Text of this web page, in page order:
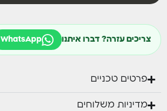
צריכים עזרה? דברו איתנו WhatsApp
פרטים טכניים
מדיניות משלוחים